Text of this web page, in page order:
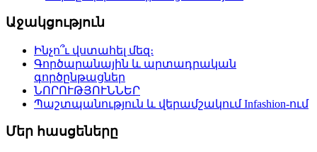
Աջակցություն
Ինչո՞ւ վստահել մեզ։
Գործարանային և արտադրական
գործընթացներ
ՆՈՐՈՒԹՅՈՒՆՆԵՐ
Պաշտպանություն և վերամշակում Infashion-ում
Մեր հասցեները